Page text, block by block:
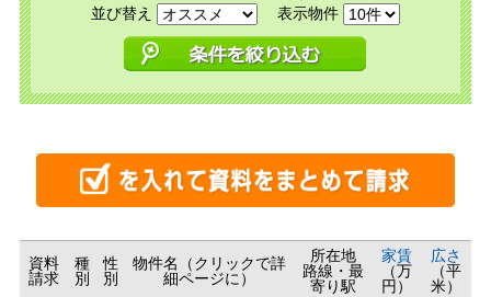
並び替え 表示物件
資料
請求
種
別
性
別
物件名（クリックで詳
細ページに）
所在地
路線・最
寄り駅
家賃
（万
円）
広さ
（平
米）